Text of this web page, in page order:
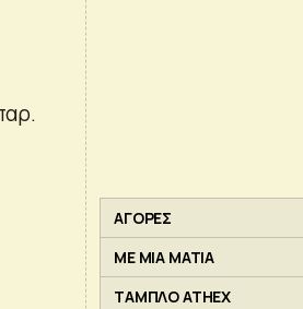
ΑΓΟΡΕΣ
ΜΕ ΜΙΑ ΜΑΤΙΑ
ΤΑΜΠΛΟ ATHEX